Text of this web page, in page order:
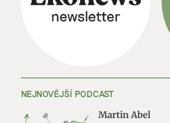
NEJNOVĚJŠÍ PODCAST
Martin Abel